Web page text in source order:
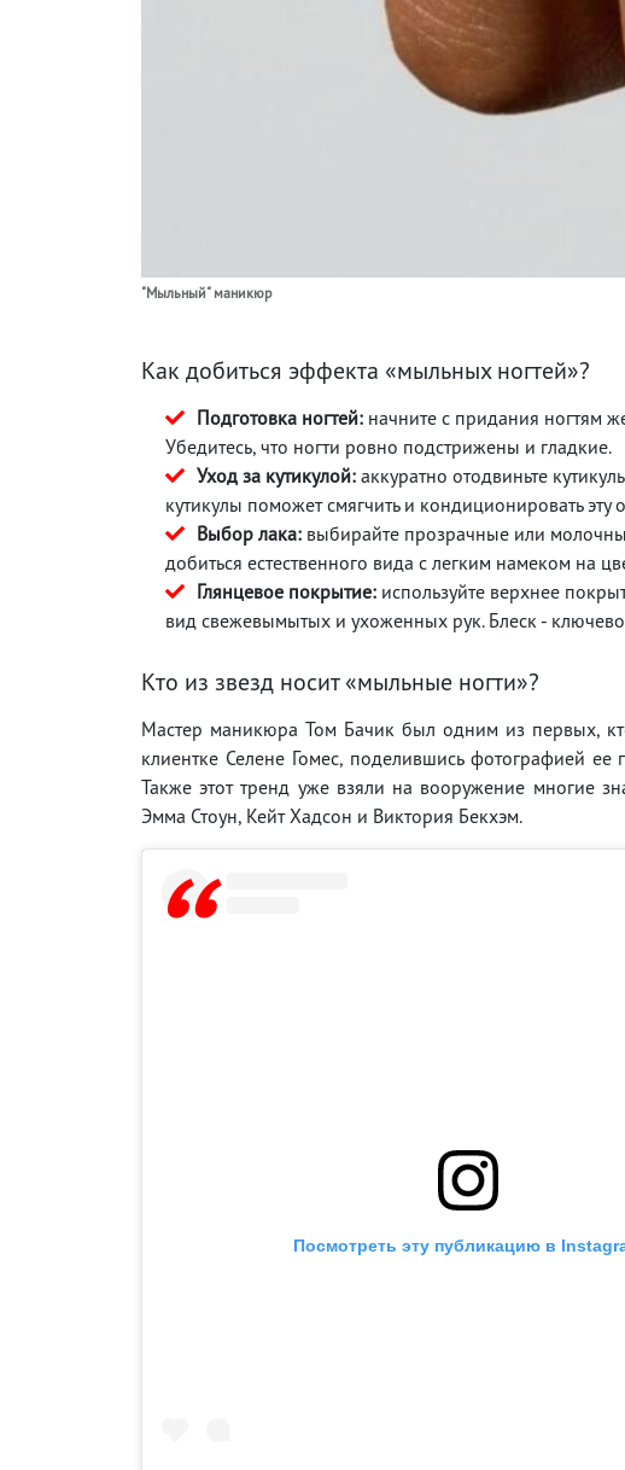
"Мыльный" маникюр
Как добиться эффекта «мыльных ногтей»?
Подготовка ногтей: начните с придания ногтям
Убедитесь, что ногти ровно подстрижены и гладкие.
Уход за кутикулой: аккуратно отодвиньте
кутикулы поможет смягчить и кондиционировать эту
Выбор лака: выбирайте прозрачные или
добиться естественного вида с легким намеком на
Глянцевое покрытие: используйте верхнее
вид свежевымытых и ухоженных рук. Блеск -
Кто из звезд носит «мыльные ногти»?
Мастер маникюра Том Бачик был одним из первых,
клиентке Селене Гомес, поделившись фотографией
Также этот тренд уже взяли на вооружение многие
Эмма Стоун, Кейт Хадсон и Виктория Бекхэм.
Посмотреть эту публикацию в